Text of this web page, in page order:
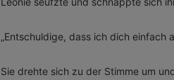
„Entschuldige, dass ich dich einfach
Sie drehte sich zu der Stimme um